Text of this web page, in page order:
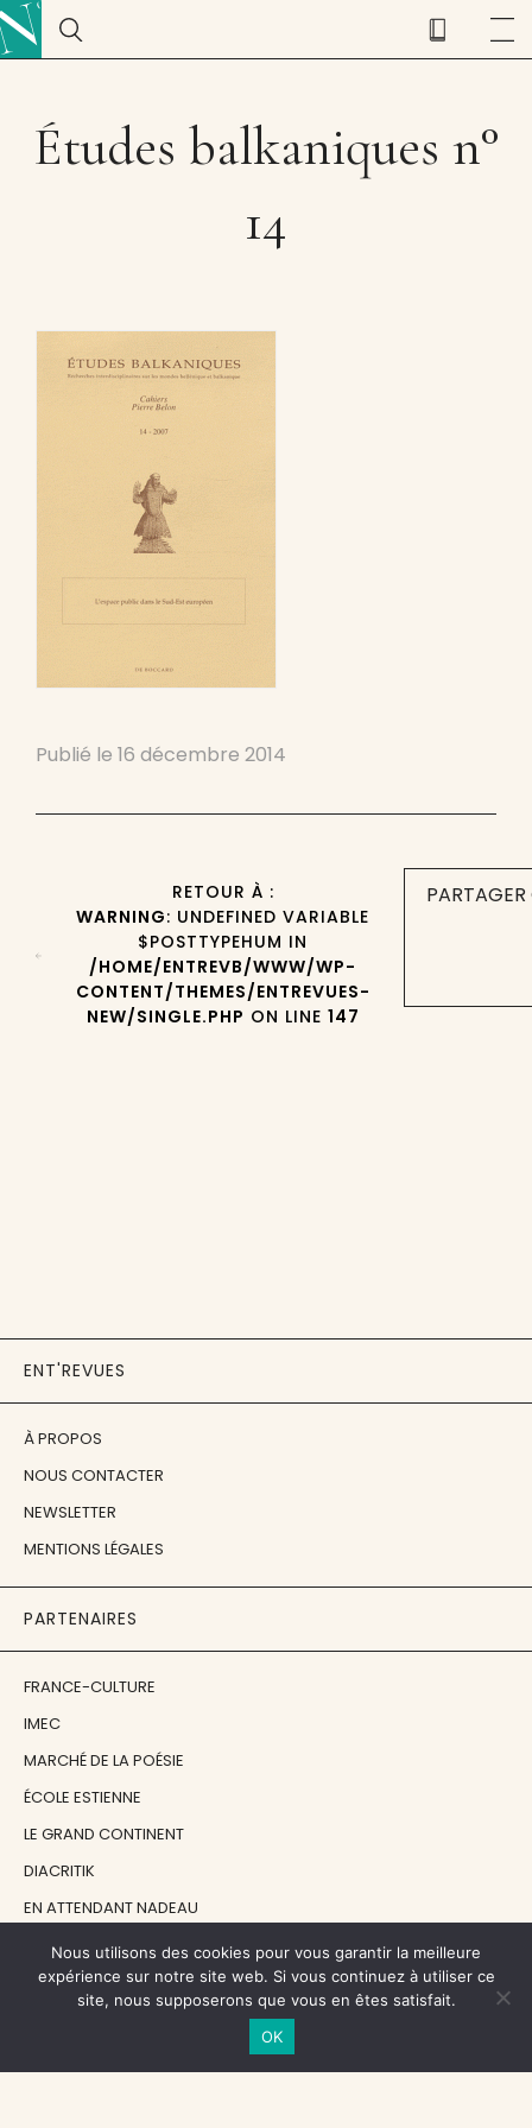
Études balkaniques n°
14
Publié le 16 décembre 2014
RETOUR À :
WARNING: UNDEFINED VARIABLE
$POSTTYPEHUM IN
/HOME/ENTREVB/WWW/WP-
CONTENT/THEMES/ENTREVUES-
NEW/SINGLE.PHP ON LINE 147
ENT'REVUES
À PROPOS
NOUS CONTACTER
NEWSLETTER
MENTIONS LÉGALES
PARTENAIRES
FRANCE-CULTURE
IMEC
MARCHÉ DE LA POÉSIE
ÉCOLE ESTIENNE
LE GRAND CONTINENT
DIACRITIK
EN ATTENDANT NADEAU
NOS SOUTIENS
Nous utilisons des cookies pour vous garantir la meilleure
expérience sur notre site web. Si vous continuez à utiliser ce
site, nous supposerons que vous en êtes satisfait.
OK